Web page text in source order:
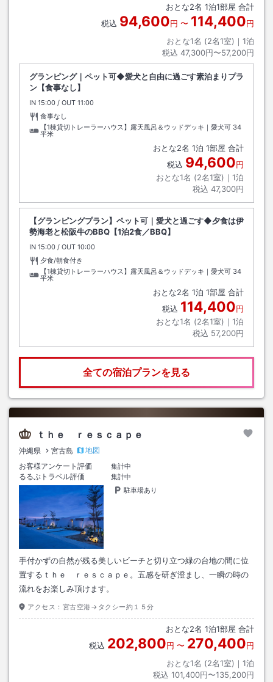
おとな2名 1泊1部屋 合計
税込 94,600円 〜 114,400円
おとな1名 (2名1室)｜ 1泊
税込 47,300円〜57,200円
グランピング｜ペット可◆愛犬と自由に過ごす素泊まりプラ
ン【食事なし】
IN チェックイン
15:00 / OUT チェックアウト
11:00
食事なし
【1棟貸切トレーラーハウス】露天風呂＆ウッドデッキ｜愛犬可 34
平米
おとな2名 1泊 1部屋 合計
税込 94,600円
おとな1名 (2名1室)｜ 1泊
税込 47,300円
【グランピングプラン】ペット可｜愛犬と過ごす◆夕食は伊
勢海老と松阪牛のBBQ【1泊2食／BBQ】
IN チェックイン
15:00 / OUT チェックアウト
10:00
夕食/朝食付き
【1棟貸切トレーラーハウス】露天風呂＆ウッドデッキ｜愛犬可 34
平米
おとな2名 1泊 1部屋 合計
税込 114,400円
おとな1名 (2名1室)｜ 1泊
税込 57,200円
全ての宿泊プランを見る
ｔｈｅ ｒｅｓｃａｐｅ
沖縄県 宮古島
地図
お客様アンケート評価
集計中
るるぶトラベル評価
集計中
駐車場あり
手付かずの自然が残る美しいビーチと切り立つ緑の台地の間に位
置するｔｈｅ ｒｅｓｃａｐｅ。五感を研ぎ澄まし、一瞬の時の
流れをお楽しみ頂けます。
アクセス： 宮古空港→タクシー約１５分
おとな2名 1泊1部屋 合計
税込 202,800円 〜 270,400円
おとな1名 (2名1室)｜ 1泊
税込 101,400円〜135,200円